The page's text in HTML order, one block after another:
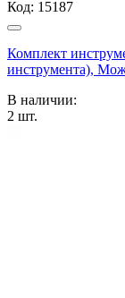
Код: 15187
Комплект
инструмента),
В наличии:
2 шт.